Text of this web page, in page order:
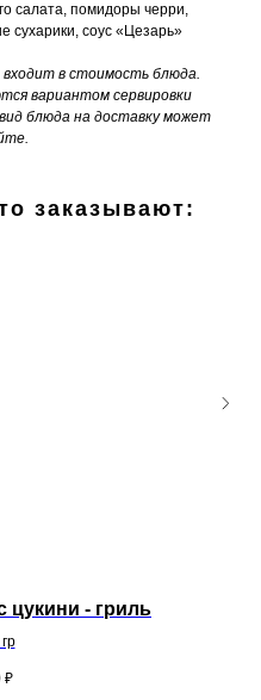
салата, помидоры черри,
сухарики, соус «Цезарь»
в стоимость блюда.
вариантом сервировки
блюда на доставку может
заказывают:
цукини - гриль
₽